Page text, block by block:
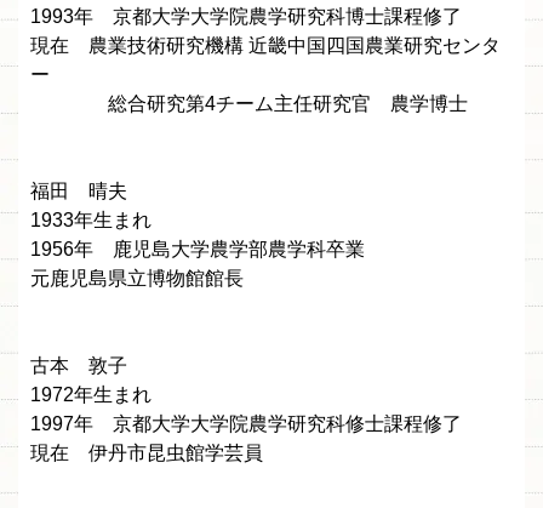
1993年 京都大学大学院農学研究科博士課程修了
現在 農業技術研究機構 近畿中国四国農業研究センタ
ー
総合研究第4チーム主任研究官 農学博士
福田 晴夫
1933年生まれ
1956年 鹿児島大学農学部農学科卒業
元鹿児島県立博物館館長
古本 敦子
1972年生まれ
1997年 京都大学大学院農学研究科修士課程修了
現在 伊丹市昆虫館学芸員